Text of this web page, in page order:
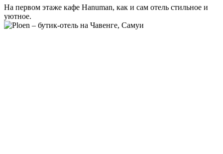
На первом этаже кафе Hanuman, как и сам отель стильное и
уютное.